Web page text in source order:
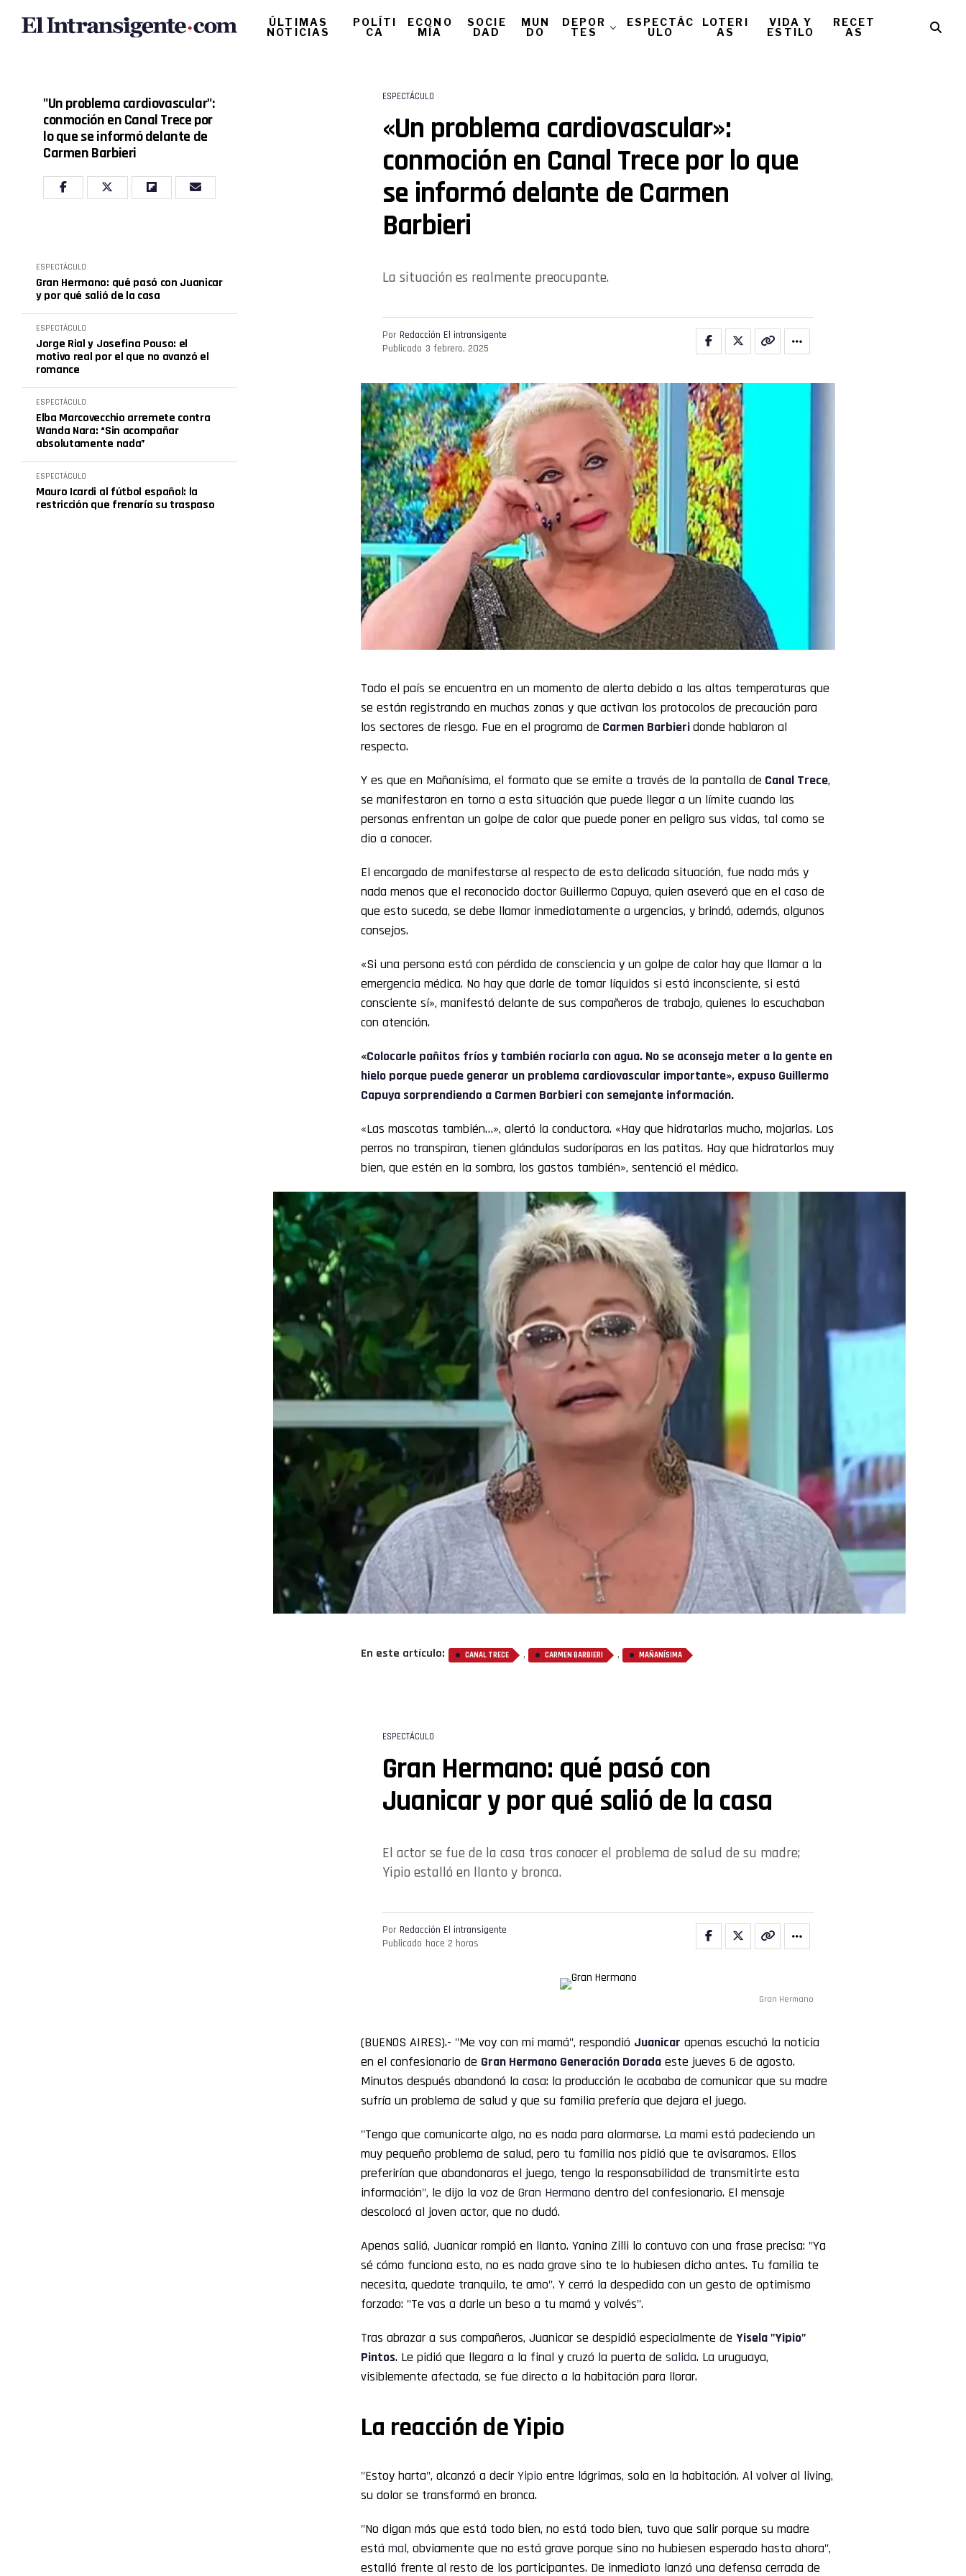
ÚLTIMAS
NOTICIAS
POLÍTI
CA
ECONO
MÍA
SOCIE
DAD
MUN
DO
DEPOR
TES
ESPECTÁC
ULO
LOTERI
AS
VIDA Y
ESTILO
RECET
AS
"Un problema cardiovascular":
conmoción en Canal Trece por
lo que se informó delante de
Carmen Barbieri
ESPECTÁCULO
Gran Hermano: qué pasó con Juanicar
y por qué salió de la casa
ESPECTÁCULO
Jorge Rial y Josefina Pouso: el
motivo real por el que no avanzó el
romance
ESPECTÁCULO
Elba Marcovecchio arremete contra
Wanda Nara: “Sin acompañar
absolutamente nada”
ESPECTÁCULO
Mauro Icardi al fútbol español: la
restricción que frenaría su traspaso
ESPECTÁCULO
«Un problema cardiovascular»:
conmoción en Canal Trece por lo que
se informó delante de Carmen
Barbieri
La situación es realmente preocupante.
Por Redacción El intransigente
Publicado 3 febrero, 2025
Todo el país se encuentra en un momento de alerta debido a las altas temperaturas que
se están registrando en muchas zonas y que activan los protocolos de precaución para
los sectores de riesgo. Fue en el programa de Carmen Barbieridonde hablaron al
respecto.
Y es que en Mañanísima, el formato que se emite a través de la pantalla de Canal Trece,
se manifestaron en torno a esta situación que puede llegar a un límite cuando las
personas enfrentan un golpe de calor que puede poner en peligro sus vidas, tal como se
dio a conocer.
El encargado de manifestarse al respecto de esta delicada situación, fue nada más y
nada menos que el reconocido doctor Guillermo Capuya, quien aseveró que en el caso de
que esto suceda, se debe llamar inmediatamente a urgencias, y brindó, además, algunos
consejos.
«Si una persona está con pérdida de consciencia y un golpe de calor hay que llamar a la
emergencia médica. No hay que darle de tomar líquidos si está inconsciente, si está
consciente sí», manifestó delante de sus compañeros de trabajo, quienes lo escuchaban
con atención.
«Colocarle pañitos fríos y también rociarla con agua. No se aconseja meter a la gente en
hielo porque puede generar un problema cardiovascular importante», expuso Guillermo
Capuya sorprendiendo a Carmen Barbieri con semejante información.
«Las mascotas también…», alertó la conductora. «Hay que hidratarlas mucho, mojarlas. Los
perros no transpiran, tienen glándulas sudoríparas en las patitas. Hay que hidratarlos muy
bien, que estén en la sombra, los gastos también», sentenció el médico.
En este artículo: CANAL TRECE , CARMEN BARBIERI , MAÑANÍSIMA
ESPECTÁCULO
Gran Hermano: qué pasó con
Juanicar y por qué salió de la casa
El actor se fue de la casa tras conocer el problema de salud de su madre;
Yipio estalló en llanto y bronca.
Por Redacción El intransigente
Publicado hace 2 horas
Gran Hermano
(BUENOS AIRES).- "Me voy con mi mamá", respondió Juanicar apenas escuchó la noticia
en el confesionario de Gran Hermano Generación Dorada este jueves 6 de agosto.
Minutos después abandonó la casa: la producción le acababa de comunicar que su madre
sufría un problema de salud y que su familia prefería que dejara el juego.
"Tengo que comunicarte algo, no es nada para alarmarse. La mami está padeciendo un
muy pequeño problema de salud, pero tu familia nos pidió que te avisaramos. Ellos
preferirían que abandonaras el juego, tengo la responsabilidad de transmitirte esta
información", le dijo la voz de Gran Hermano dentro del confesionario. El mensaje
descolocó al joven actor, que no dudó.
Apenas salió, Juanicar rompió en llanto. Yanina Zilli lo contuvo con una frase precisa: "Ya
sé cómo funciona esto, no es nada grave sino te lo hubiesen dicho antes. Tu familia te
necesita, quedate tranquilo, te amo". Y cerró la despedida con un gesto de optimismo
forzado: "Te vas a darle un beso a tu mamá y volvés".
Tras abrazar a sus compañeros, Juanicar se despidió especialmente de Yisela "Yipio"
Pintos. Le pidió que llegara a la final y cruzó la puerta de salida. La uruguaya,
visiblemente afectada, se fue directo a la habitación para llorar.
La reacción de Yipio
"Estoy harta", alcanzó a decir Yipio entre lágrimas, sola en la habitación. Al volver al living,
su dolor se transformó en bronca.
"No digan más que está todo bien, no está todo bien, tuvo que salir porque su madre
está mal, obviamente que no está grave porque sino no hubiesen esperado hasta ahora",
estalló frente al resto de los participantes. De inmediato lanzó una defensa cerrada de